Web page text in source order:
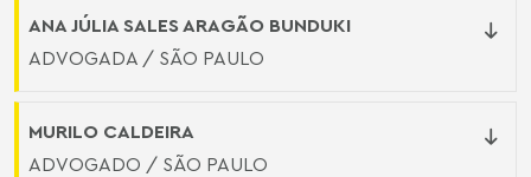
ANA JÚLIA SALES ARAGÃO BUNDUKI
ADVOGADA / SÃO PAULO
MURILO CALDEIRA
ADVOGADO / SÃO PAULO